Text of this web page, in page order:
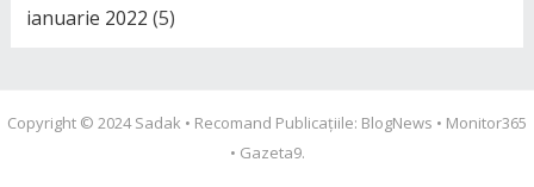
ianuarie 2022 (5)
Copyright © 2024Sadak • Recomand Publicațiile: BlogNews • Monitor365
• Gazeta9.